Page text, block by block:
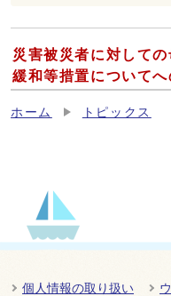
災害被災者に対して
緩和等措置についてへ
ホーム トピックス
個人情報の取り扱い